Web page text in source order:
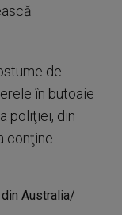
de
în butoaie
poliţiei, din
conţine